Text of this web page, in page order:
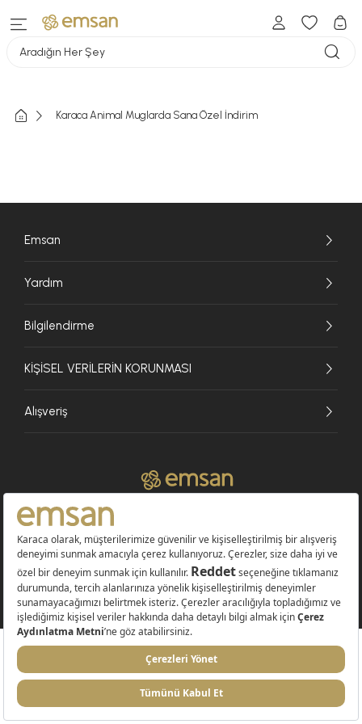
Aradığın Her Şey
Karaca Animal Muglarda Sana Özel İndirim
Emsan
Yardım
Bilgilendirme
KİŞİSEL VERİLERİN KORUNMASI
Alışveriş
© 2026 EMSAN A.Ş. Tüm Hakları Saklıdır